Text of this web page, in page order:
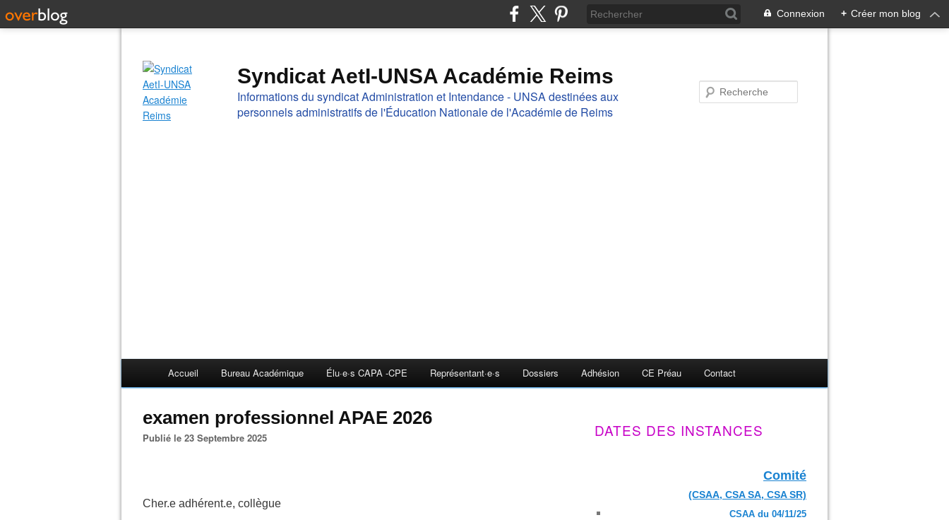
Connexion + Créer mon blog
Syndicat AetI-UNSA Académie Reims
Informations du syndicat Administration et Intendance - UNSA destinées aux
personnels administratifs de l'Éducation Nationale de l'Académie de Reims
Accueil Bureau Académique Élu·e·s CAPA -CPE Représentant·e·s Dossiers Adhésion CE Préau Contact
examen professionnel APAE 2026
Publié le 23 Septembre 2025
Cher.e adhérent.e, collègue
DATES DES INSTANCES
Comité
(CSAA, CSA SA, CSA SR)
CSAA du 04/11/25